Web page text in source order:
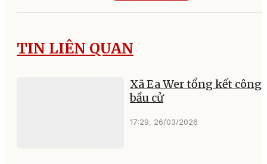
TIN LIÊN QUAN
Xã Ea Wer tổng kết công
bầu cử
17:29, 26/03/2026